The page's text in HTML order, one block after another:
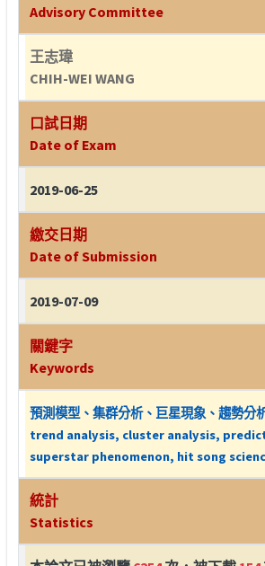
Advisory Committee
王志瑋
CHIH-WEI WANG
口試日期
Date of Exam
2019-06-25
繳交日期
Date of Submission
2019-07-09
關鍵字
Keywords
預測模型、集群分析、巨星現象、趨勢分
trend analysis, cluster analysis,
superstar phenomenon, hit song
統計
Statistics